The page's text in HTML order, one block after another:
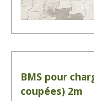
BMS pour
coupées) 2m